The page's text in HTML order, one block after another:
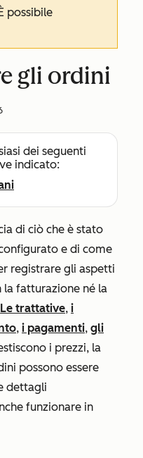
possibile
gli ordini
dei seguenti
indicato:
di ciò che è stato
e di come
registrare gli aspetti
fatturazione né la
Le trattative, i
, i pagamenti, gli
i prezzi, la
possono essere
dettagli
funzionare in